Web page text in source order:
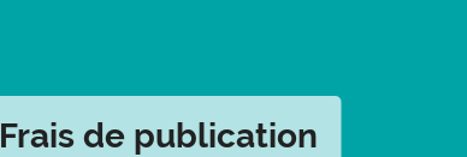
Frais de publication